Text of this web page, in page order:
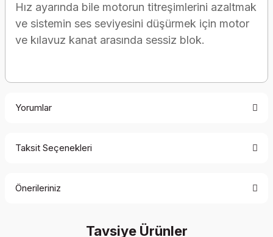
Hız ayarında bile motorun titreşimlerini azaltmak
ve sistemin ses seviyesini düşürmek için motor
ve kılavuz kanat arasında sessiz blok.
Yorumlar
Taksit Seçenekleri
Önerileriniz
konularda yetersiz gördüğünüz noktaları öneri formunu
Tavsiye Ürünler